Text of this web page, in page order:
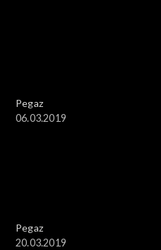
Pegaz
06.03.2019
Pegaz
20.03.2019